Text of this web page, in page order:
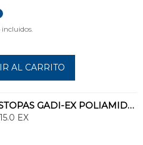
AL CARRITO
PRENSAESTOPAS GADI-EX POLIAMIDA M16,5 4,5-10 LARGA NEGRO
EX